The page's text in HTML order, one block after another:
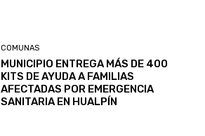
COMUNAS
MUNICIPIO ENTREGA MÁS DE 400
KITS DE AYUDA A FAMILIAS
AFECTADAS POR EMERGENCIA
SANITARIA EN HUALPÍN